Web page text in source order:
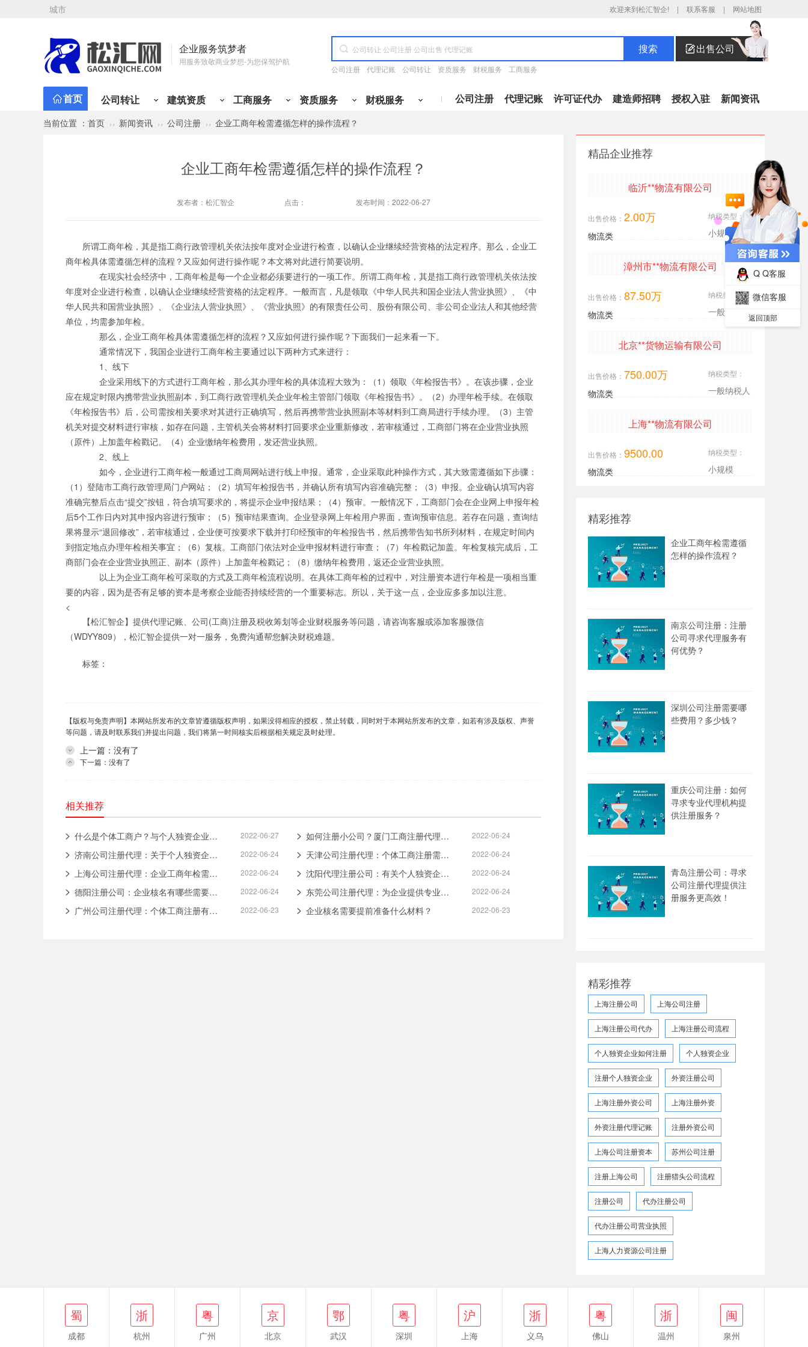
城市 欢迎来到松汇智企! | 联系客服 | 网站地图
企业服务筑梦者
用服务致敬商业梦想-为您保驾护航
搜索
公司注册
代理记账 公司转让 资质服务 财税服务 工商服务
出售公司
首页 公司转让
人才类 房产类 金融类 其他
建筑资质
港口与航道 电力工程 水利水电工程
通信工程
工商服务
股份有限公司注册
海外公司注册
公司注册免费核名
注册地址变更
法人股东变更
注册资金变更
公司章程变更
公司职位变更
开设一般户
开设专户
社保开户
刻章备案
开设验资户
开设公积金账户
资质服务
专业承包资质
工程设计资质
施工安许
施工二升一
设计丙升乙
房开暂三取暂
房开三升二
房开二升一
资质增项
道路运输许可证
ICP许可证
出版物经营许可证
医疗器械经营许可证
更多许可证代办
财税服务
一般纳税人代记账
半年代理记账
定制代记账方案
旧账梳理
开票咨询
购买税控设备
税务清缴
注册资金与认缴期限变更
财税异常处理
企业注销
公司注册 代理记账 许可证代办 建造师招聘 授权入驻 新闻资讯
当前位置 ： 首页 新闻资讯 公司注册 企业工商年检需遵循怎样的操作流程？
企业工商年检需遵循怎样的操作流程？
发布者： 松汇智企 点击： 发布时间：2022-06-27
所谓工商年检，其是指工商行政管理机关依法按年度对企业进行检查，以确认企业继续经营资格的法定程序。那么，企业工
商年检具体需遵循怎样的流程？又应如何进行操作呢？本文将对此进行简要说明。
在现实社会经济中，工商年检是每一个企业都必须要进行的一项工作。所谓工商年检，其是指工商行政管理机关依法按
年度对企业进行检查，以确认企业继续经营资格的法定程序。一般而言，凡是领取《中华人民共和国企业法人营业执照》、《中
华人民共和国营业执照》、《企业法人营业执照》、《营业执照》的有限责任公司、股份有限公司、非公司企业法人和其他经营
单位，均需参加年检。
那么，企业工商年检具体需遵循怎样的流程？又应如何进行操作呢？下面我们一起来看一下。
通常情况下，我国企业进行工商年检主要通过以下两种方式来进行：
1、线下
企业采用线下的方式进行工商年检，那么其办理年检的具体流程大致为：（1）领取《年检报告书》。在该步骤，企业
应在规定时限内携带营业执照副本，到工商行政管理机关企业年检主管部门领取《年检报告书》。（2）办理年检手续。在领取
《年检报告书》后，公司需按相关要求对其进行正确填写，然后再携带营业执照副本等材料到工商局进行手续办理。（3）主管
机关对提交材料进行审核，如存在问题，主管机关会将材料打回要求企业重新修改，若审核通过，工商部门将在企业营业执照
（原件）上加盖年检戳记。（4）企业缴纳年检费用，发还营业执照。
2、线上
如今，企业进行工商年检一般通过工商局网站进行线上申报。通常，企业采取此种操作方式，其大致需遵循如下步骤：
（1）登陆市工商行政管理局门户网站；（2）填写年检报告书，并确认所有填写内容准确完整；（3）申报。企业确认填写内容
准确完整后点击“提交”按钮，符合填写要求的，将提示企业申报结果；（4）预审。一般情况下，工商部门会在企业网上申报年检
后5个工作日内对其申报内容进行预审；（5）预审结果查询。企业登录网上年检用户界面，查询预审信息。若存在问题，查询结
果将显示“退回修改”，若审核通过，企业便可按要求下载并打印经预审的年检报告书，然后携带告知书所列材料，在规定时间内
到指定地点办理年检相关事宜；（6）复核。工商部门依法对企业申报材料进行审查；（7）年检戳记加盖。年检复核完成后，工
商部门会在企业营业执照正、副本（原件）上加盖年检戳记；（8）缴纳年检费用，返还企业营业执照。
以上为企业工商年检可采取的方式及工商年检流程说明。在具体工商年检的过程中，对注册资本进行年检是一项相当重
要的内容，因为是否有足够的资本是考察企业能否持续经营的一个重要标志。所以，关于这一点，企业应多多加以注意。
<
【松汇智企】提供代理记账、公司(工商)注册及税收筹划等企业财税服务等问题，请咨询客服或添加客服微信
（WDYY809），松汇智企提供一对一服务，免费沟通帮您解决财税难题。
标签：
【版权与免责声明】本网站所发布的文章皆遵循版权声明，如果没得相应的授权，禁止转载，同时对于本网站所发布的文章，如若有涉及版权、声誉
等问题，请及时联系我们并提出问题，我们将第一时间核实后根据相关规定及时处理。
上一篇：没有了
下一篇：没有了
相关推荐
什么是个体工商户？与个人独资企业有何不同？ 2022-06-27 如何注册小公司？厦门工商注册代理为您解答！ 2022-06-24
济南公司注册代理：关于个人独资企业，需要了解哪些事项？ 2022-06-24 天津公司注册代理：个体工商注册需了解哪些事项？ 2022-06-24
上海公司注册代理：企业工商年检需要了解哪些事项？ 2022-06-24 沈阳代理注册公司：有关个人独资企业，需了解哪些事项？ 2022-06-24
德阳注册公司：企业核名有哪些需要注意的问题？ 2022-06-24 东莞公司注册代理：为企业提供专业工商注册服务 2022-06-24
广州公司注册代理：个体工商注册有哪些事项需要注意？ 2022-06-23 企业核名需要提前准备什么材料？ 2022-06-23
精品企业推荐
临沂**物流有限公司
出售价格： 2.00万
物流类
纳税类型：
小规模
漳州市**物流有限公司
出售价格： 87.50万
物流类
纳税类型：
一般纳税人
北京**货物运输有限公司
出售价格： 750.00万
物流类
纳税类型：
一般纳税人
上海**物流有限公司
出售价格： 9500.00
物流类
纳税类型：
小规模
精彩推荐
企业工商年检需遵循
怎样的操作流程？
南京公司注册：注册
公司寻求代理服务有
何优势？
深圳公司注册需要哪
些费用？多少钱？
重庆公司注册：如何
寻求专业代理机构提
供注册服务？
青岛注册公司：寻求
公司注册代理提供注
册服务更高效！
精彩推荐
上海注册公司 上海公司注册
上海注册公司代办 上海注册公司流程
个人独资企业如何注册 个人独资企业
注册个人独资企业 外资注册公司
上海注册外资公司 上海注册外资
外资注册代理记账 注册外资公司
上海公司注册资本 苏州公司注册
注册上海公司 注册猎头公司流程
注册公司 代办注册公司
代办注册公司营业执照
上海人力资源公司注册
蜀
成都
浙
杭州
粤
广州
京
北京
鄂
武汉
粤
深圳
沪
上海
浙
义乌
粤
佛山
浙
温州
闽
泉州
Q Q客服
微信客服
返回顶部